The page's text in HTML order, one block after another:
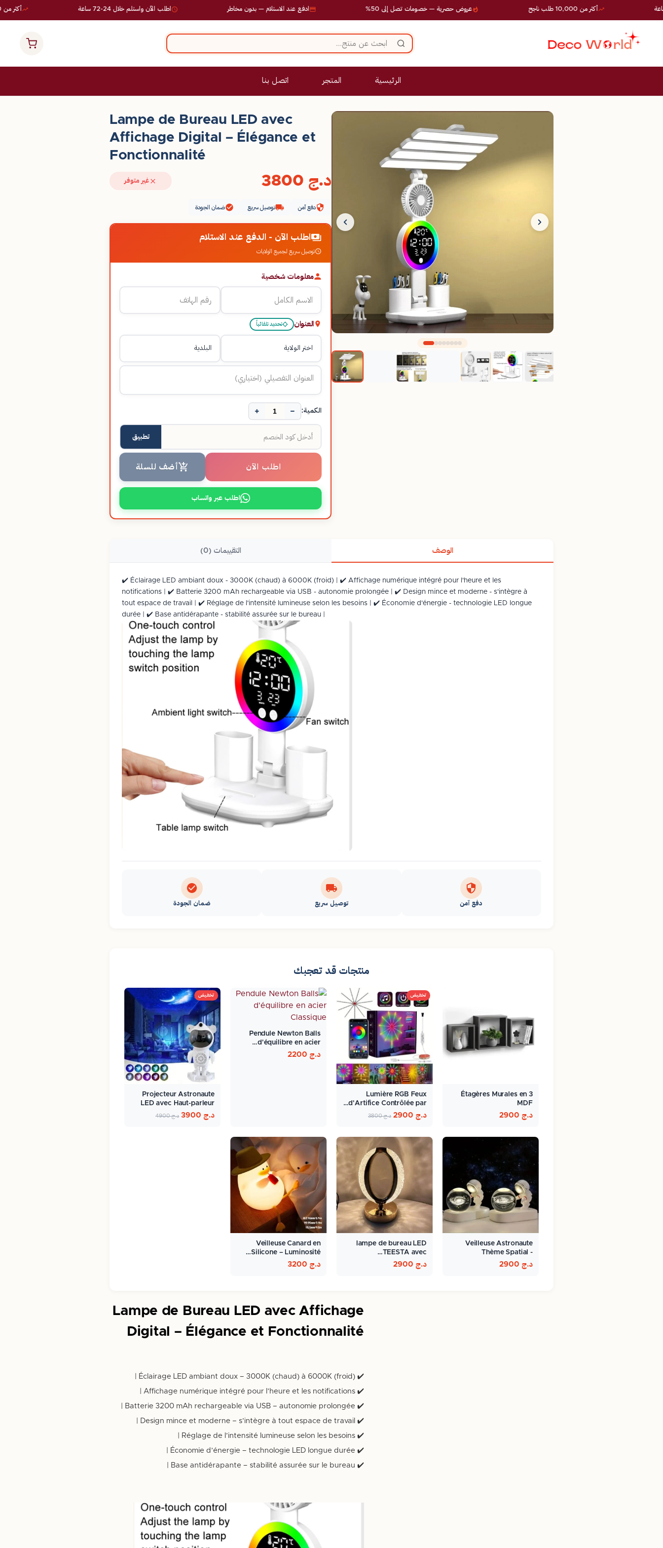
أكثر من 10,000 طلب ناجح اطلب الآن واستلم خلال 24-72 ساعة ادفع عند الاستلام — بدون مخاطر عروض حصرية — خصومات تصل إلى 50% أكثر من 10,000 طلب ناجح
الرئيسية المتجر اتصل بنا
Lampe de Bureau LED avec
Affichage Digital – Élégance et
Fonctionnalité
د.ج غير متوفر
دفع آمن توصيل سريع ضمان الجودة
اطلب الآن - الدفع عند الاستلام
توصيل سريع لجميع الولايات
معلومات شخصية
العنوان تحديد تلقائياً
الكمية: −
+
تطبيق
اطلب الآن أضف للسلة
اطلب عبر واتساب
الوصف التقييمات (0)
✔️ Éclairage LED ambiant doux - 3000K (chaud) à 6000K (froid) | ✔️ Affichage numérique intégré pour l'heure et les
notifications | ✔️ Batterie 3200 mAh rechargeable via USB - autonomie prolongée | ✔️ Design mince et moderne - s'intègre à
tout espace de travail | ✔️ Réglage de l'intensité lumineuse selon les besoins | ✔️ Économie d'énergie - technologie LED longue
durée | ✔️ Base antidérapante - stabilité assurée sur le bureau |
دفع آمن توصيل سريع ضمان الجودة
منتجات قد تعجبك
3 Étagères Murales en
MDF
د.ج
تخفيض
Lumière RGB Feux
d'Artifice Contrôlée par…
د.ج د.ج3800
Pendule Newton Balls
d'équilibre en acier…
د.ج
تخفيض
Projecteur Astronaute
LED avec Haut-parleur
Bluetooth…
د.ج د.ج4900
Veilleuse Astronaute
Thème Spatial -
ambiance…
د.ج
lampe de bureau LED
TEESTA avec…
د.ج
Veilleuse Canard en
Silicone – Luminosité…
د.ج
Lampe de Bureau LED avec Affichage
Digital – Élégance et Fonctionnalité
✔️ Éclairage LED ambiant doux – 3000K (chaud) à 6000K (froid) |
✔️ Affichage numérique intégré pour l’heure et les notifications |
✔️ Batterie 3200 mAh rechargeable via USB – autonomie prolongée |
✔️ Design mince et moderne – s’intègre à tout espace de travail |
✔️ Réglage de l’intensité lumineuse selon les besoins |
✔️ Économie d’énergie – technologie LED longue durée |
✔️ Base antidérapante – stabilité assurée sur le bureau |